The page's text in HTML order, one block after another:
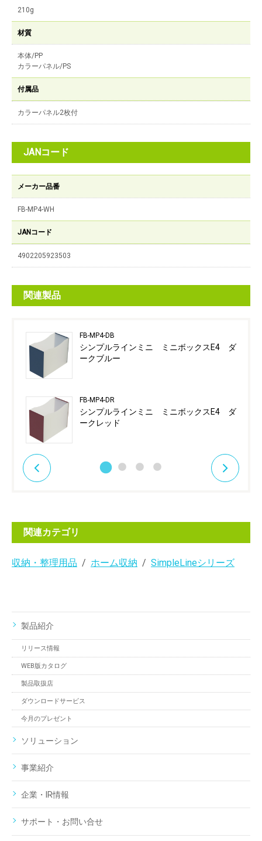
210g
材質
本体/PP
カラーパネル/PS
付属品
カラーパネル2枚付
JANコード
メーカー品番
FB-MP4-WH
JANコード
4902205923503
関連製品
FB-MP4-DB
シンプルラインミニ ミニボックスE4 ダ
ークブルー
FB-MP4-DR
シンプルラインミニ ミニボックスE4 ダ
ークレッド
関連カテゴリ
収納・整理用品 ホーム収納 SimpleLineシリーズ
製品紹介
リリース情報
WEB版カタログ
製品取扱店
ダウンロードサービス
今月のプレゼント
ソリューション
事業紹介
企業・IR情報
サポート・お問い合せ